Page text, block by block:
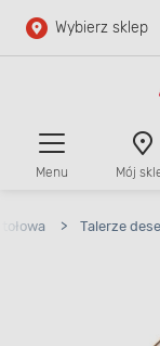
Przejdź do
Wybierz sklep
Menu Mój
> Talerze